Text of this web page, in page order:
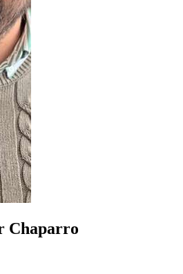
Chaparro